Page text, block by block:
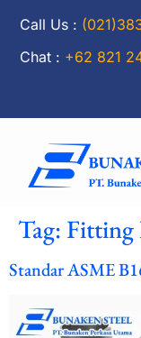
Call Us :
Chat : +62 821
Tag:Fitting
Standar ASME